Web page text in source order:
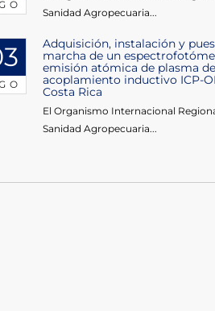
Sanidad Agropecuaria...
Adquisición, instalación y
marcha de un
emisión atómica de plasma de
acoplamiento inductivo ICP-
Costa Rica
El Organismo Internacional
Sanidad Agropecuaria...